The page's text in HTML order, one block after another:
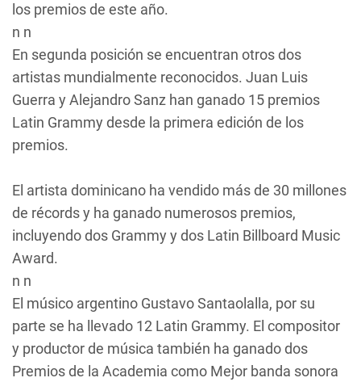
los premios de este año.
n n
En segunda posición se encuentran otros dos
artistas mundialmente reconocidos. Juan Luis
Guerra y Alejandro Sanz han ganado 15 premios
Latin Grammy desde la primera edición de los
premios.
El artista dominicano ha vendido más de 30 millones
de récords y ha ganado numerosos premios,
incluyendo dos Grammy y dos Latin Billboard Music
Award.
n n
El músico argentino Gustavo Santaolalla, por su
parte se ha llevado 12 Latin Grammy. El compositor
y productor de música también ha ganado dos
Premios de la Academia como Mejor banda sonora